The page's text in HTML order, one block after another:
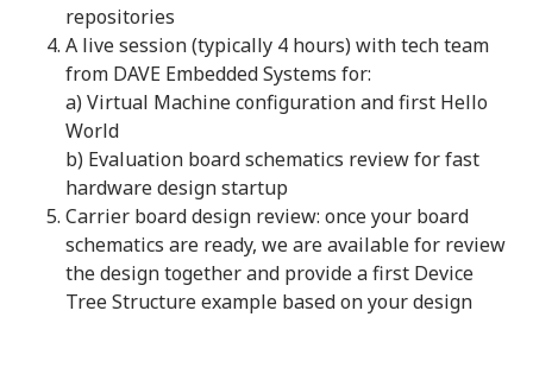
repositories
A live session (typically 4 hours) with tech team
from DAVE Embedded Systems for:
a) Virtual Machine configuration and first Hello
World
b) Evaluation board schematics review for fast
hardware design startup
Carrier board design review: once your board
schematics are ready, we are available for review
the design together and provide a first Device
Tree Structure example based on your design